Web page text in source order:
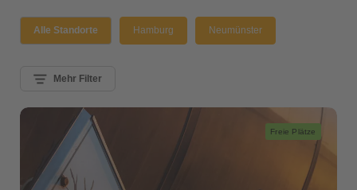
Alle Standorte Hamburg Neumünster
Mehr Filter
Freie Plätze